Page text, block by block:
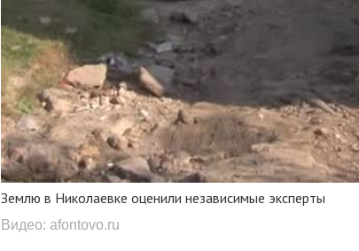
Землю в Николаевке оценили независимые эксперты
Видео: afontovo.ru